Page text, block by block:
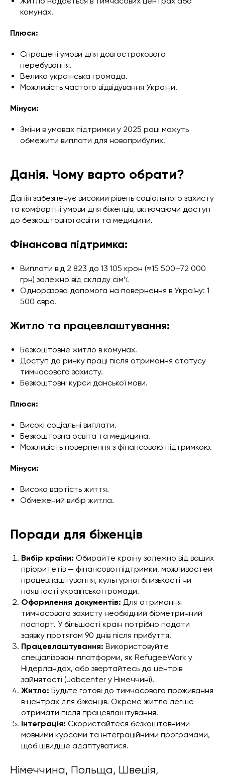
комунах.
Плюси:
Спрощені умови для довгострокового
перебування.
Велика українська громада.
Можливість частого відвідування України.
Мінуси:
Зміни в умовах підтримки у 2025 році можуть
обмежити виплати для новоприбулих.
Данія. Чому варто обрати?
Данія забезпечує високий рівень соціального захисту
та комфортні умови для біженців, включаючи доступ
до безкоштовної освіти та медицини.
Фінансова підтримка:
Виплати від 2 823 до 13 105 крон (≈15 500–72 000
грн) залежно від складу сім’ї.
Одноразова допомога на повернення в Україну: 1
500 євро.
Житло та працевлаштування:
Безкоштовне житло в комунах.
Доступ до ринку праці після отримання статусу
тимчасового захисту.
Безкоштовні курси данської мови.
Плюси:
Високі соціальні виплати.
Безкоштовна освіта та медицина.
Можливість повернення з фінансовою підтримкою.
Мінуси:
Висока вартість життя.
Обмежений вибір житла.
Поради для біженців
Вибір країни: Обирайте країну залежно від ваших
пріоритетів — фінансової підтримки, можливостей
працевлаштування, культурної близькості чи
наявності української громади.
Оформлення документів: Для отримання
тимчасового захисту необхідний біометричний
паспорт. У більшості країн потрібно подати
заявку протягом 90 днів після прибуття.
Працевлаштування: Використовуйте
спеціалізовані платформи, як RefugeeWork у
Нідерландах, або звертайтесь до центрів
зайнятості (Jobcenter у Німеччині).
Житло: Будьте готові до тимчасового проживання
в центрах для біженців. Окреме житло легше
отримати після працевлаштування.
Інтеграція: Скористайтеся безкоштовними
мовними курсами та інтеграційними програмами,
щоб швидше адаптуватися.
Німеччина, Польща, Швеція,